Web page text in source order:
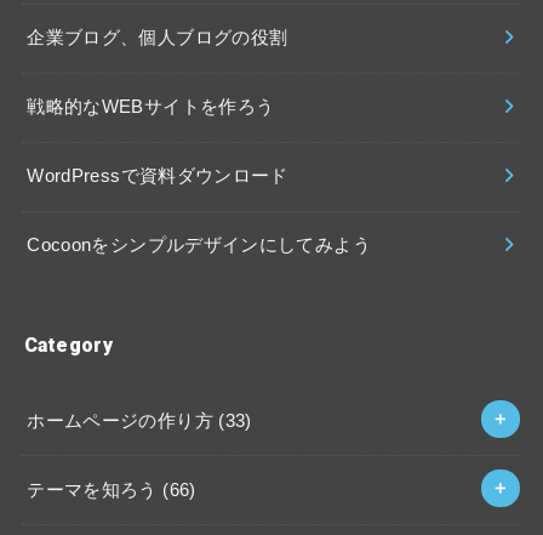
企業ブログ、個人ブログの役割
戦略的なWEBサイトを作ろう
WordPressで資料ダウンロード
Cocoonをシンプルデザインにしてみよう
Category
ホームページの作り方 (33)
テーマを知ろう (66)